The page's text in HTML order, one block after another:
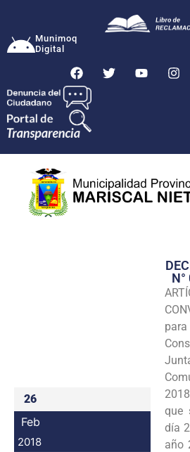
Munimoq
Digital
26
Feb
2018
que
día
año